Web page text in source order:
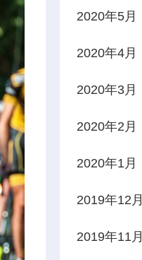
2020年5月
2020年4月
2020年3月
2020年2月
2020年1月
2019年12月
2019年11月